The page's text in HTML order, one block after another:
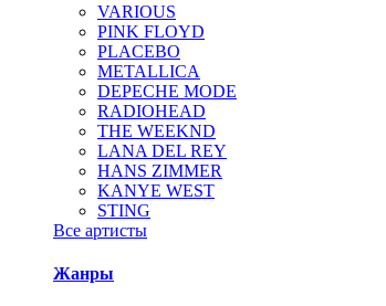
VARIOUS
PINK FLOYD
PLACEBO
METALLICA
DEPECHE MODE
RADIOHEAD
THE WEEKND
LANA DEL REY
HANS ZIMMER
KANYE WEST
STING
Все артисты
Жанры